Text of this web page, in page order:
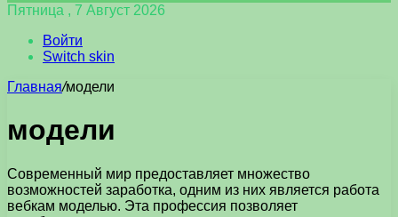
Пятница , 7 Август 2026
Войти
Switch skin
Главная/модели
модели
Современный мир предоставляет множество
возможностей заработка, одним из них является работа
вебкам моделью. Эта профессия позволяет